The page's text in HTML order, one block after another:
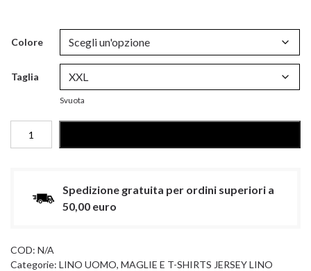
Colore
Taglia
Svuota
LUNGA
Spedizione gratuita per ordini superiori a
50,00 euro
COD: N/A
Categorie: LINO UOMO, MAGLIE E T-SHIRTS JERSEY LINO